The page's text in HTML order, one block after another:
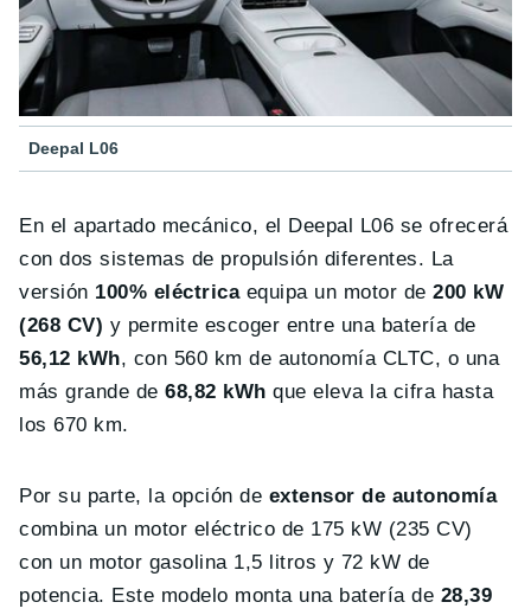
Deepal L06
En el apartado mecánico, el Deepal L06 se ofrecerá
con dos sistemas de propulsión diferentes. La
versión 100% eléctricaequipa un motor de200 kW
(268 CV) y permite escoger entre una batería de
56,12 kWh, con 560 km de autonomía CLTC, o una
más grande de68,82 kWh que eleva la cifra hasta
los 670 km.
Por su parte, la opción de extensor de autonomía
combina un motor eléctrico de 175 kW (235 CV)
con un motor gasolina 1,5 litros y 72 kW de
potencia. Este modelo monta una batería de 28,39